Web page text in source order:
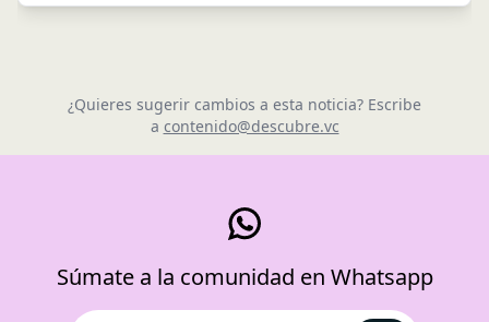
¿Quieres sugerir cambios a esta noticia? Escribe
a contenido@descubre.vc
Súmate a la comunidad en Whatsapp